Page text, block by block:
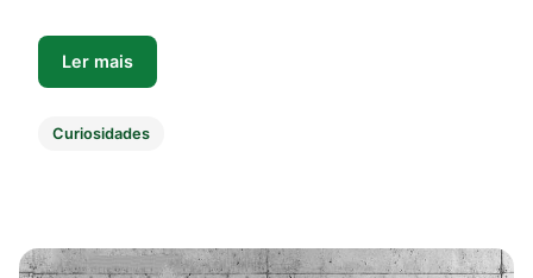
Ler mais
Curiosidades